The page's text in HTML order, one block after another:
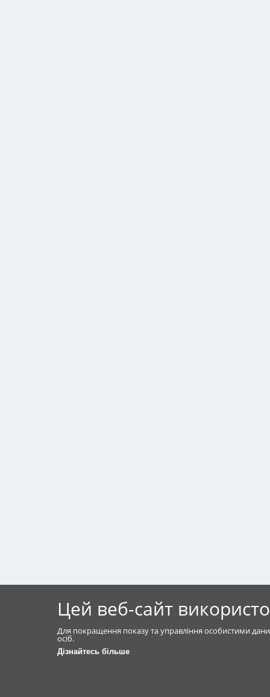
Цей веб-сайт
Для покращення показу та управління особистими
осіб.
Дізнайтесь більше